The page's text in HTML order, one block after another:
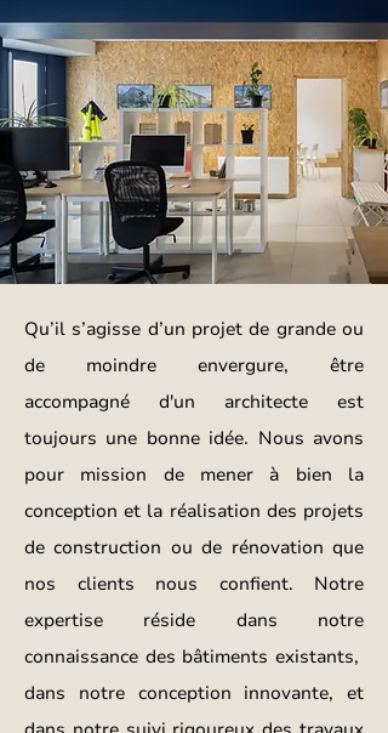
Qu’il s’agisse d’un projet de grande ou
de moindre envergure, être
accompagné d'un architecte est
toujours une bonne idée. Nous avons
pour mission de mener à bien la
conception et la réalisation des projets
de construction ou de rénovation que
nos clients nous confient. Notre
expertise réside dans notre
connaissance des bâtiments existants,
dans notre conception innovante, et